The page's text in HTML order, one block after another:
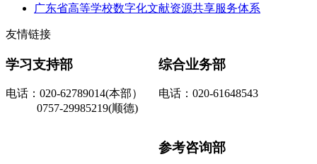
广东省高等学校数字化文献资源共享服务体系
友情链接
学习支持部
电话：020-62789014(本部）
0757-29985219(顺德)
综合业务部
电话：020-61648543
参考咨询部